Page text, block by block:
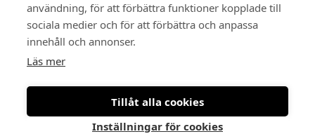
användning, för att förbättra funktioner kopplade till
sociala medier och för att förbättra och anpassa
innehåll och annonser.
Läs mer
Tillåt alla cookies
Inställningar för cookies
Se mer skor: skopunkten.se